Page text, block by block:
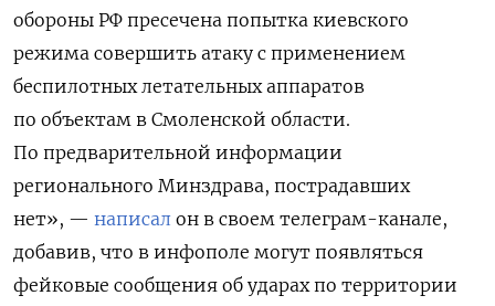
обороны РФ пресечена попытка киевского
режима совершить атаку с применением
беспилотных летательных аппаратов
по объектам в Смоленской области.
По предварительной информации
регионального Минздрава, пострадавших
нет», — написал он в своем телеграм-канале,
добавив, что в инфополе могут появляться
фейковые сообщения об ударах по территории